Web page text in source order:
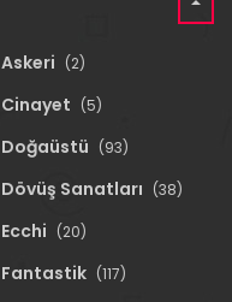
Askeri (2)
Cinayet (5)
Doğaüstü (93)
Dövüş Sanatları (38)
Ecchi (20)
Fantastik (117)